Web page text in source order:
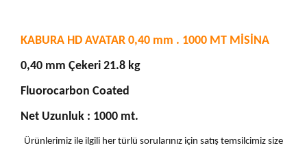
KABURA HD AVATAR 0,40 mm . 1000 MT MİSİNA
0,40 mm Çekeri 21.8 kg
Fluorocarbon Coated
Net Uzunluk : 1000 mt.
Ürünlerimiz ile ilgili her türlü sorularınız için satış temsilcimiz size